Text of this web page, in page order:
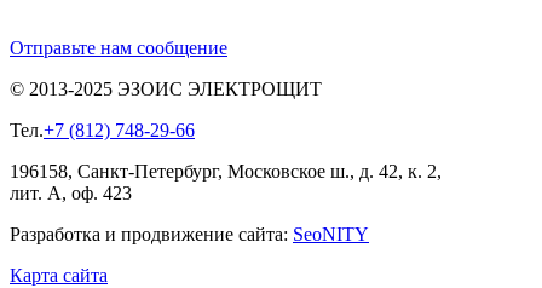
Отправьте нам сообщение
© 2013-2025 ЭЗОИС ЭЛЕКТРОЩИТ
Тел.+7 (812) 748-29-66
196158, Санкт-Петербург, Московское ш., д. 42, к. 2,
лит. А, оф. 423
Разработка и продвижение сайта: SeoNITY
Карта сайта